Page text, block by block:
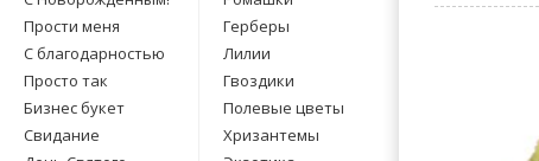
Прости меня
С благодарностью
Просто так
Бизнес букет
Свидание
Герберы
Лилии
Гвоздики
Полевые цветы
Хризантемы